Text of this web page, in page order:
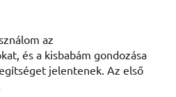
5-ből 5 csillag.
az
és a kisbabám gondozása
jelentenek. Az első